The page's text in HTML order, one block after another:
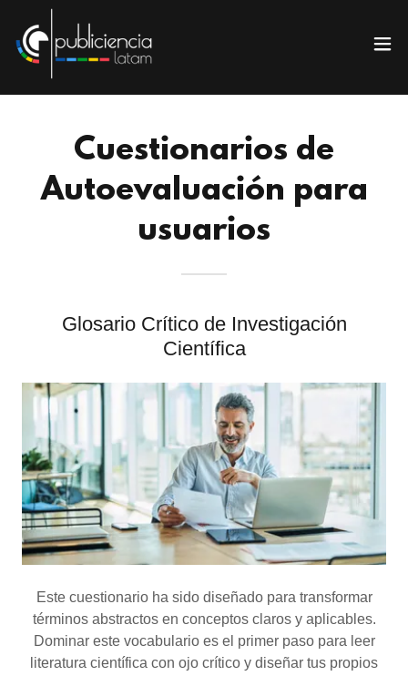
Cuestionarios de
Autoevaluación para
usuarios
Glosario Crítico de Investigación
Científica
Este cuestionario ha sido diseñado para transformar
términos abstractos en conceptos claros y aplicables.
Dominar este vocabulario es el primer paso para leer
literatura científica con ojo crítico y diseñar tus propios